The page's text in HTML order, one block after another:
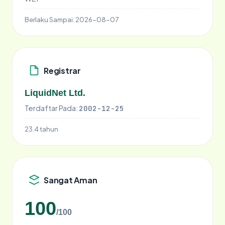
Berlaku Sampai: 2026-08-07
Registrar
LiquidNet Ltd.
Terdaftar Pada: 2002-12-25
23.4 tahun
Sangat Aman
100/100